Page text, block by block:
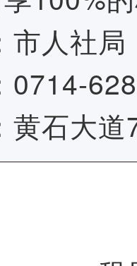
市人社局
：
黄石大道